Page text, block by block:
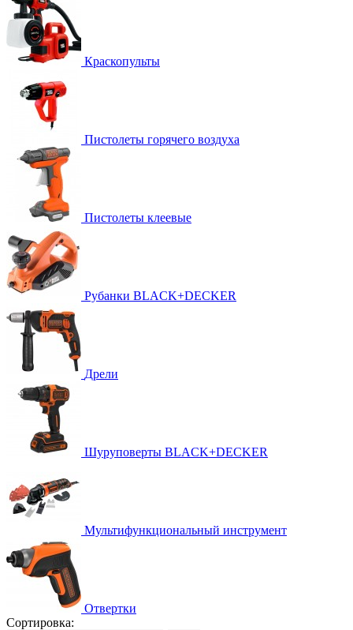
Краскопульты
Пистолеты горячего воздуха
Пистолеты клеевые
Рубанки BLACK+DECKER
Дрели
Шуруповерты BLACK+DECKER
Мультифункциональный инструмент
Отвертки
Сортировка: